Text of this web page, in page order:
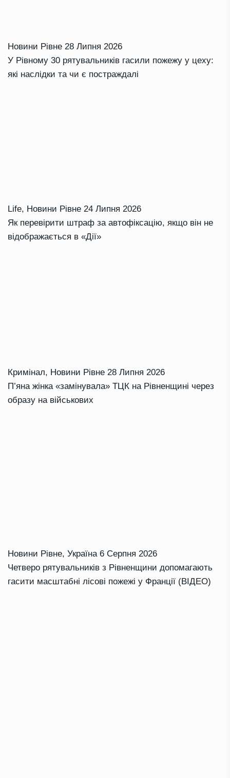
Новини Рівне 28 Липня 2026
У Рівному 30 рятувальників гасили пожежу у цеху:
які наслідки та чи є постраждалі
Life, Новини Рівне 24 Липня 2026
Як перевірити штраф за автофіксацію, якщо він не
відображається в «Дії»
Кримінал, Новини Рівне 28 Липня 2026
П’яна жінка «замінувала» ТЦК на Рівненщині через
образу на військових
Новини Рівне, Україна 6 Серпня 2026
Четверо рятувальників з Рівненщини допомагають
гасити масштабні лісові пожежі у Франції (ВІДЕО)